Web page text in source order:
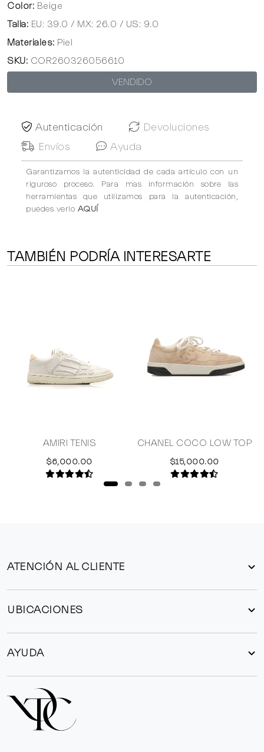
Color: Beige
Talla: EU: 39.0 / MX: 26.0 / US: 9.0
Materiales: Piel
SKU: COR260326056610
VENDIDO
Autenticación
Devoluciones
Envíos
Ayuda
Garantizamos la autenticidad de cada artículo con un
riguroso proceso. Para mas información sobre las
herramientas que utilizamos para la autenticación,
puedes verlo AQUÍ
TAMBIÉN PODRÍA INTERESARTE
AMIRI TENIS
$6,000.00
CHANEL COCO LOW TOP
$15,000.00
ATENCIÓN AL CLIENTE
UBICACIONES
AYUDA